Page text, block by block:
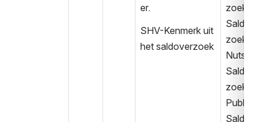
er.
SHV-Kenmerk uit
het saldoverzoek
zoek
Saldover
zoek
Nuts
Saldover
zoek
Publiek
Saldover